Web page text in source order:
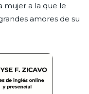
mujer a la que le
amores de su